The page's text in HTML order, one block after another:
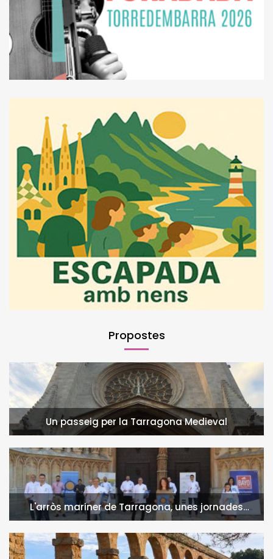
Propostes
Un passeig per la Tarragona Medieval
L'arròs mariner de Tarragona, unes jornades
gastronòmiques per llepar-se els dits